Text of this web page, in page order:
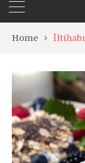
Home